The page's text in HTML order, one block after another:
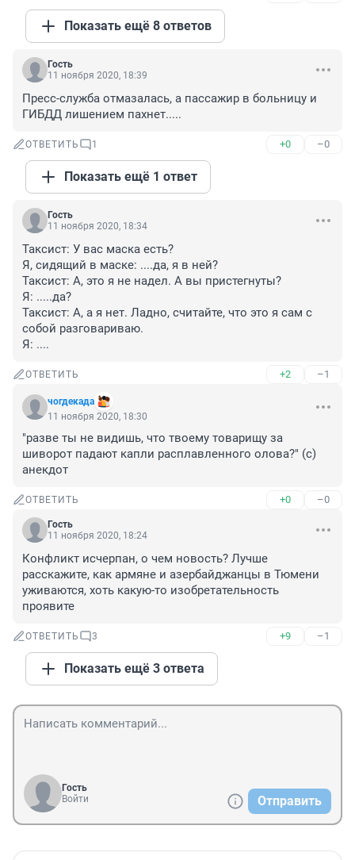
Показать ещё 8 ответов
Гость
11 ноября 2020, 18:39
Пресс-служба отмазалась, а пассажир в больницу и
ГИБДД лишением пахнет.....
ОТВЕТИТЬ 1 +0 –0
Показать ещё 1 ответ
Гость
11 ноября 2020, 18:34
Таксист: У вас маска есть?
Я, сидящий в маске: ....да, я в ней?
Таксист: А, это я не надел. А вы пристегнуты?
Я: .....да?
Таксист: А, а я нет. Ладно, считайте, что это я сам с
собой разговариваю.
Я: ....
ОТВЕТИТЬ +2 –1
чогдекада
11 ноября 2020, 18:30
"разве ты не видишь, что твоему товарищу за
шиворот падают капли расплавленного олова?" (с)
анекдот
ОТВЕТИТЬ +0 –0
Гость
11 ноября 2020, 18:24
Конфликт исчерпан, о чем новость? Лучше
расскажите, как армяне и азербайджанцы в Тюмени
уживаются, хоть какую-то изобретательность
проявите
ОТВЕТИТЬ 3 +9 –1
Показать ещё 3 ответа
Гость
Войти
Отправить